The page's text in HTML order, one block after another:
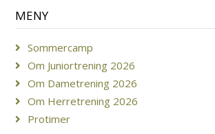
MENY
Sommercamp
Om Juniortrening 2026
Om Dametrening 2026
Om Herretrening 2026
Protimer